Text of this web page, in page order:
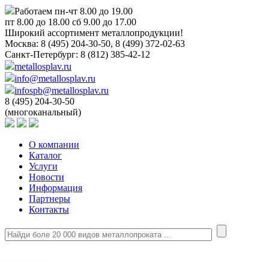
Работаем пн-чт 8.00 до 19.00
пт 8.00 до 18.00 сб 9.00 до 17.00
Широкий ассортимент металлопродукции!
Москва: 8 (495) 204-30-50, 8 (499) 372-02-63
Санкт-Петербург: 8 (812) 385-42-12
metallosplav.ru
info@metallosplav.ru
infospb@metallosplav.ru
8 (495) 204-30-50
(многоканальный)
О компании
Каталог
Услуги
Новости
Информация
Партнеры
Контакты